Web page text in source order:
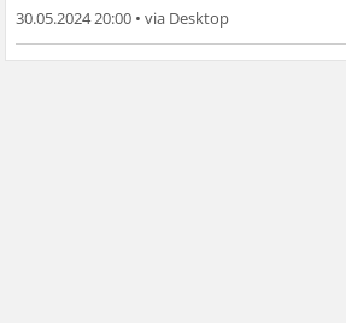
30.05.2024 20:00 •